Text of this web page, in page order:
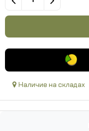
Наличие на складах